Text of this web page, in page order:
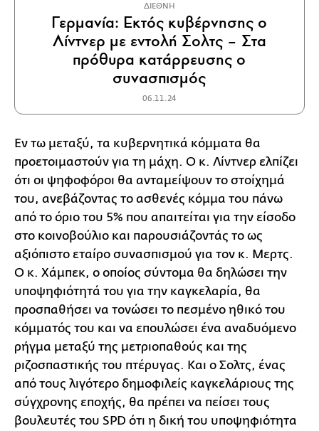
ΔΙΕΘΝΗ
Γερμανία: Εκτός κυβέρνησης ο
Λίντνερ με εντολή Σολτς – Στα
πρόθυρα κατάρρευσης ο
συνασπισμός
06.11.24
Εν τω μεταξύ, τα κυβερνητικά κόμματα θα
προετοιμαστούν για τη μάχη. Ο κ. Λίντνερ ελπίζει
ότι οι ψηφοφόροι θα ανταμείψουν το στοίχημά
του, ανεβάζοντας το ασθενές κόμμα του πάνω
από το όριο του 5% που απαιτείται για την είσοδο
στο κοινοβούλιο και παρουσιάζοντάς το ως
αξιόπιστο εταίρο συνασπισμού για τον κ. Μερτς.
Ο κ. Χάμπεκ, ο οποίος σύντομα θα δηλώσει την
υποψηφιότητά του για την καγκελαρία, θα
προσπαθήσει να τονώσει το πεσμένο ηθικό του
κόμματός του και να επουλώσει ένα αναδυόμενο
ρήγμα μεταξύ της μετριοπαθούς και της
ριζοσπαστικής του πτέρυγας. Και ο Σολτς, ένας
από τους λιγότερο δημοφιλείς καγκελάριους της
σύγχρονης εποχής, θα πρέπει να πείσει τους
βουλευτές του SPD ότι η δική του υποψηφιότητα